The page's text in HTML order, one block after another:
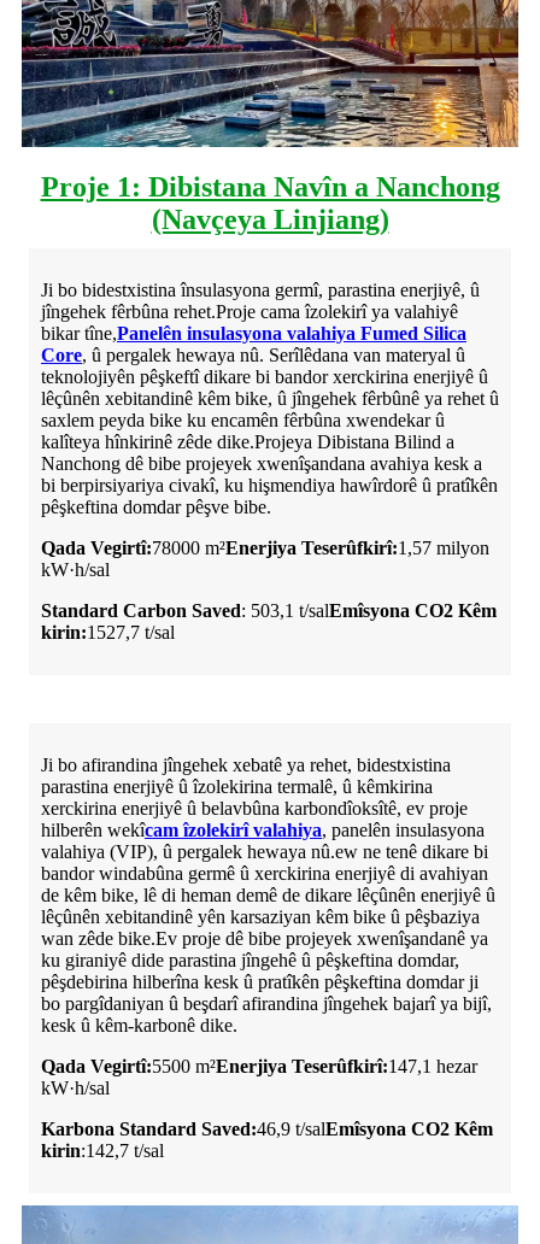
Proje 1: Dibistana Navîn a Nanchong
(Navçeya Linjiang)
Ji bo bidestxistina însulasyona germî, parastina enerjiyê, û
jîngehek fêrbûna rehet.Proje cama îzolekirî ya valahiyê
bikar tîne,Panelên insulasyona valahiya Fumed Silica
Core, û pergalek hewaya nû. Serîlêdana van materyal û
teknolojiyên pêşkeftî dikare bi bandor xerckirina enerjiyê û
lêçûnên xebitandinê kêm bike, û jîngehek fêrbûnê ya rehet û
saxlem peyda bike ku encamên fêrbûna xwendekar û
kalîteya hînkirinê zêde dike.Projeya Dibistana Bilind a
Nanchong dê bibe projeyek xwenîşandana avahiya kesk a
bi berpirsiyariya civakî, ku hişmendiya hawîrdorê û pratîkên
pêşkeftina domdar pêşve bibe.
Qada Vegirtî:78000 m²Enerjiya Teserûfkirî:1,57 milyon
kW·h/sal
Standard Carbon Saved: 503,1 t/salEmîsyona CO2 Kêm
kirin:1527,7 t/sal
Ji bo afirandina jîngehek xebatê ya rehet, bidestxistina
parastina enerjiyê û îzolekirina termalê, û kêmkirina
xerckirina enerjiyê û belavbûna karbondîoksîtê, ev proje
hilberên wekîcam îzolekirî valahiya, panelên insulasyona
valahiya (VIP), û pergalek hewaya nû.ew ne tenê dikare bi
bandor windabûna germê û xerckirina enerjiyê di avahiyan
de kêm bike, lê di heman demê de dikare lêçûnên enerjiyê û
lêçûnên xebitandinê yên karsaziyan kêm bike û pêşbaziya
wan zêde bike.Ev proje dê bibe projeyek xwenîşandanê ya
ku giraniyê dide parastina jîngehê û pêşkeftina domdar,
pêşdebirina hilberîna kesk û pratîkên pêşkeftina domdar ji
bo pargîdaniyan û beşdarî afirandina jîngehek bajarî ya bijî,
kesk û kêm-karbonê dike.
Qada Vegirtî:5500 m²Enerjiya Teserûfkirî:147,1 hezar
kW·h/sal
Karbona Standard Saved:46,9 t/salEmîsyona CO2 Kêm
kirin:142,7 t/sal